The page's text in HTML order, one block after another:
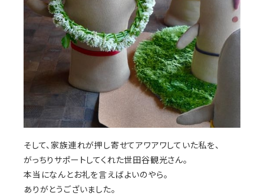
そして、家族連れが押し寄せてアワアワしていた私を、
がっちりサポートしてくれた世田谷観光さん。
本当になんとお礼を言えばよいのやら。
ありがとうございました。